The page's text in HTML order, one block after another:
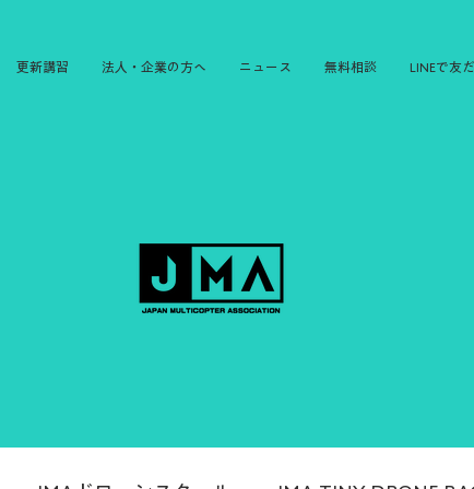
更新講習 法人・企業の方へ ニュース 無料相談 LINEで友